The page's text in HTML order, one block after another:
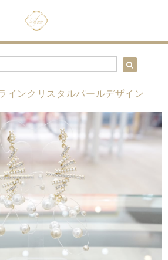
インクリスタルパールデザイン